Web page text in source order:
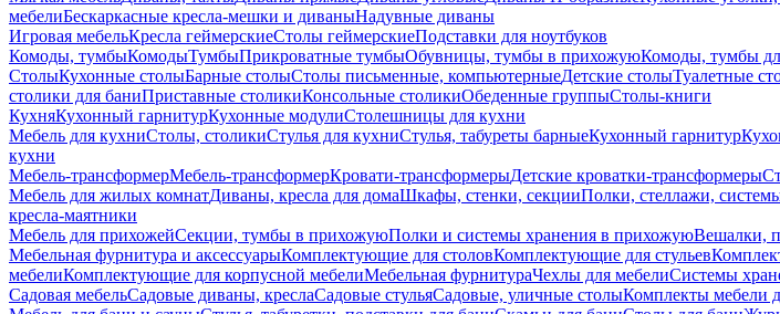
мебелиБескаркасные кресла-мешки и диваныНадувные диваны
Игровая мебельКресла геймерскиеСтолы геймерскиеПодставки для ноутбуков
Комоды, тумбыКомодыТумбыПрикроватные тумбыОбувницы, тумбы в прихожуюКомоды, тумбы
СтолыКухонные столыБарные столыСтолы письменные, компьютерныеДетские столыТуалетные
столики для баниПриставные столикиКонсольные столикиОбеденные группыСтолы-книги
КухняКухонный гарнитурКухонные модулиСтолешницы для кухни
Мебель для кухниСтолы, столикиСтулья для кухниСтулья, табуреты барныеКухонный гарнитур
кухни
Мебель-трансформерМебель-трансформерКровати-трансформерыДетские кроватки-трансформеры
Мебель для жилых комнатДиваны, кресла для домаШкафы, стенки, секцииПолки, стеллажи,
кресла-маятники
Мебель для прихожейСекции, тумбы в прихожуюПолки и системы хранения в прихожуюВешалки,
Мебельная фурнитура и аксессуарыКомплектующие для столовКомплектующие для стульев
мебелиКомплектующие для корпусной мебелиМебельная фурнитураЧехлы для мебелиСистемы
Садовая мебельСадовые диваны, креслаСадовые стульяСадовые, уличные столыКомплекты мебели